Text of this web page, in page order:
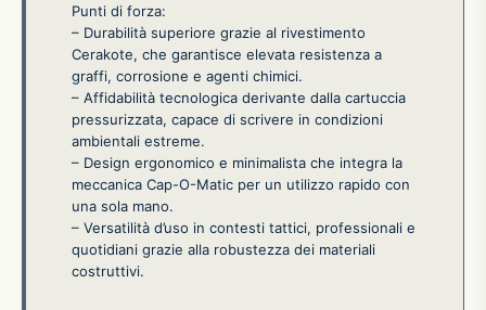
Punti di forza:
– Durabilità superiore grazie al rivestimento
Cerakote, che garantisce elevata resistenza a
graffi, corrosione e agenti chimici.
– Affidabilità tecnologica derivante dalla cartuccia
pressurizzata, capace di scrivere in condizioni
ambientali estreme.
– Design ergonomico e minimalista che integra la
meccanica Cap-O-Matic per un utilizzo rapido con
una sola mano.
– Versatilità d’uso in contesti tattici, professionali e
quotidiani grazie alla robustezza dei materiali
costruttivi.